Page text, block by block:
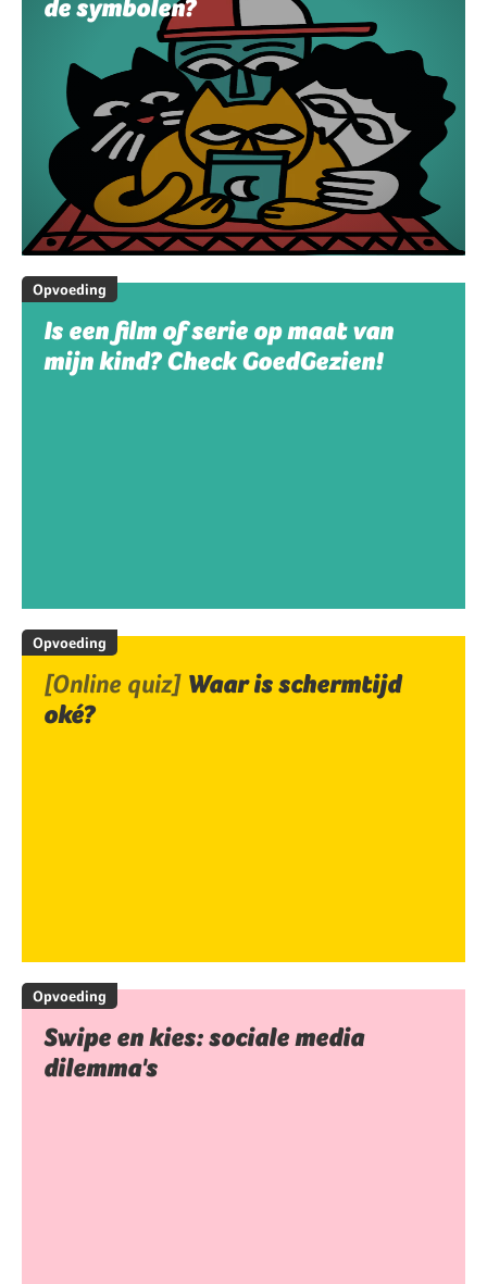
de symbolen?
Opvoeding
Is een film of serie op maat van
mijn kind? Check GoedGezien!
Opvoeding
[Online quiz] Waar is schermtijd
oké?
Opvoeding
Swipe en kies: sociale media
dilemma's